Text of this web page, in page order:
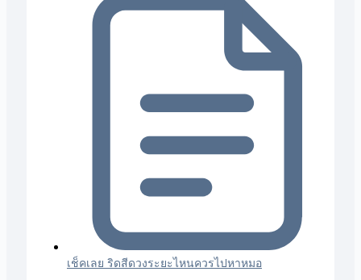
เช็คเลย ริดสีดวงระยะไหนควรไปหาหมอ